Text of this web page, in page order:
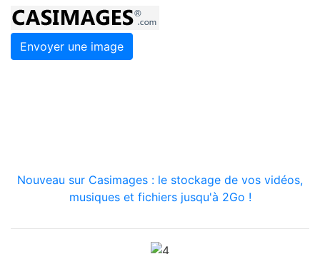
Envoyer une image
Nouveau sur Casimages : le stockage de vos vidéos,
musiques et fichiers jusqu'à 2Go !